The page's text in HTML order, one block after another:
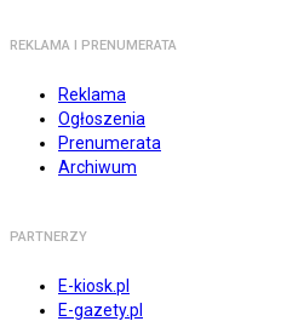
REKLAMA I PRENUMERATA
Reklama
Ogłoszenia
Prenumerata
Archiwum
PARTNERZY
E-kiosk.pl
E-gazety.pl